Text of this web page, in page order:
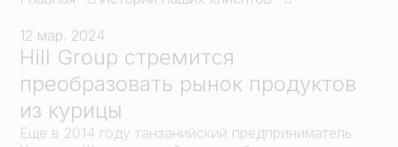
12 мар. 2024
Hill Group стремится
преобразовать рынок продуктов
из курицы
Еще в 2014 году танзанийский предприниматель